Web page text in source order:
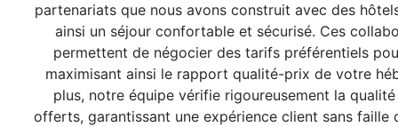
partenariats que nous avons construit avec des
ainsi un séjour confortable et sécurisé. Ces
permettent de négocier des tarifs préférentiels
maximisant ainsi le rapport qualité-prix de votre
plus, notre équipe vérifie rigoureusement la
offerts, garantissant une expérience client sans faille